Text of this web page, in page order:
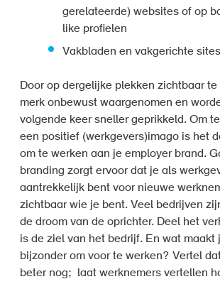
gerelateerde) websites of op
like profielen
Vakbladen en vakgerichte sites
Door op dergelijke plekken zichtbaar
merk onbewust waargenomen en
volgende keer sneller geprikkeld. Om
een positief (werkgevers)imago is het
om te werken aan je employer brand.
branding zorgt ervoor dat je als
aantrekkelijk bent voor nieuwe
zichtbaar wie je bent. Veel bedrijven
de droom van de oprichter. Deel het
is de ziel van het bedrijf. En wat maakt
bijzonder om voor te werken? Vertel
beter nog; laat werknemers vertellen